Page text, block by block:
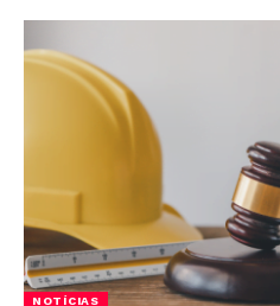
NOTÍCIAS